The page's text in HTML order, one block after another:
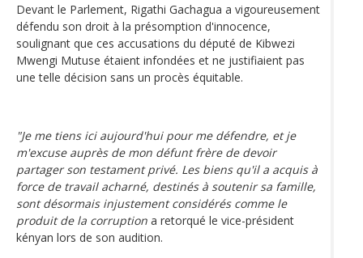
Devant le Parlement, Rigathi Gachagua a vigoureusement
défendu son droit à la présomption d'innocence,
soulignant que ces accusations du député de Kibwezi
Mwengi Mutuse étaient infondées et ne justifiaient pas
une telle décision sans un procès équitable.
"Je me tiens ici aujourd'hui pour me défendre, et je
m'excuse auprès de mon défunt frère de devoir
partager son testament privé. Les biens qu'il a acquis à
force de travail acharné, destinés à soutenir sa famille,
sont désormais injustement considérés comme le
produit de la corruption a retorqué le vice-président
kényan lors de son audition.